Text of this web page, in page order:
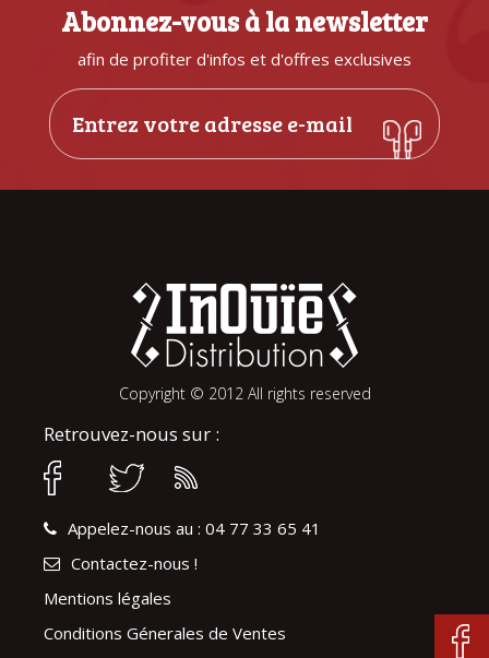
Abonnez-vous à la newsletter
afin de profiter d'infos et d'offres exclusives
Copyright © 2012 All rights reserved
Retrouvez-nous sur :
Appelez-nous au : 04 77 33 65 41
Contactez-nous !
Mentions légales
Conditions Génerales de Ventes